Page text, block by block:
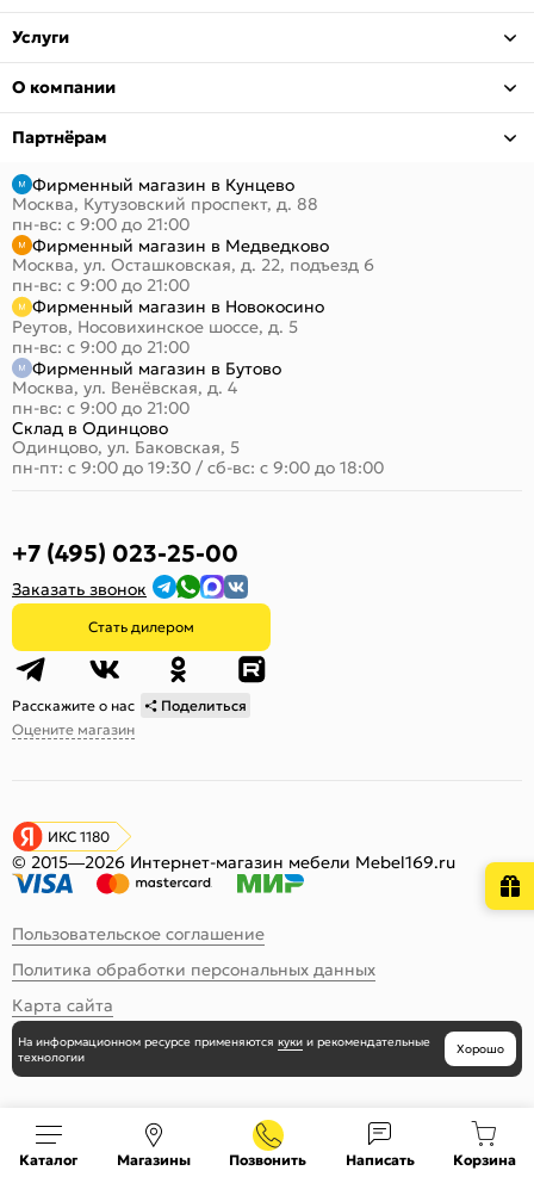
Услуги
О компании
Партнёрам
Фирменный магазин в Кунцево
Москва, Кутузовский проспект, д. 88
пн-вс: с 9:00 до 21:00
Фирменный магазин в Медведково
Москва, ул. Осташковская, д. 22, подъезд 6
пн-вс: с 9:00 до 21:00
Фирменный магазин в Новокосино
Реутов, Носовихинское шоссе, д. 5
пн-вс: с 9:00 до 21:00
Фирменный магазин в Бутово
Москва, ул. Венёвская, д. 4
пн-вс: с 9:00 до 21:00
Склад в Одинцово
Одинцово, ул. Баковская, 5
пн-пт: с 9:00 до 19:30 / сб-вс: с 9:00 до 18:00
+7 (495) 023-25-00
Заказать звонок
Стать дилером
Расскажите о нас
Поделиться
Оцените магазин
ИКС 1180
© 2015—2026 Интернет-магазин мебели Mebel169.ru
Пользовательское соглашение
Политика обработки персональных данных
Карта сайта
Каталог Магазины Позвонить Написать Корзина
На информационном ресурсе применяются куки и рекомендательные
технологии
Хорошо